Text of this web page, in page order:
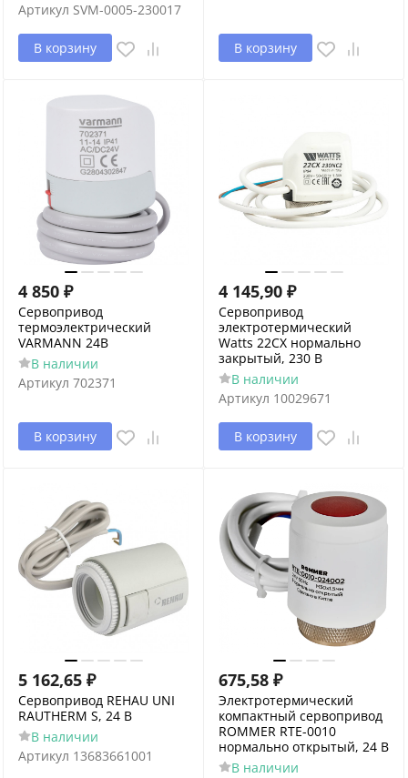
Артикул SVM-0005-230017
В корзину В корзину
4 850 ₽
Сервопривод
термоэлектрический
VARMANN 24В
В наличии
Артикул 702371
В корзину
4 145,90 ₽
Сервопривод
электротермический
Watts 22CX нормально
закрытый, 230 В
В наличии
Артикул 10029671
В корзину
5 162,65 ₽
Сервопривод REHAU UNI
RAUTHERM S, 24 В
В наличии
Артикул 13683661001
675,58 ₽
Электротермический
компактный сервопривод
ROMMER RTE-0010
нормально открытый, 24 В
В наличии